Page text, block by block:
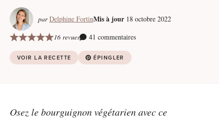
par Delphine FortinMis à jour 18 octobre 2022
16 revues
41 commentaires
VOIR LA RECETTE ÉPINGLER
Osez le bourguignon végétarien avec ce